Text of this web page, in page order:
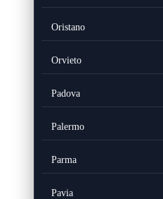
Oristano
Orvieto
Padova
Palermo
Parma
Pavia